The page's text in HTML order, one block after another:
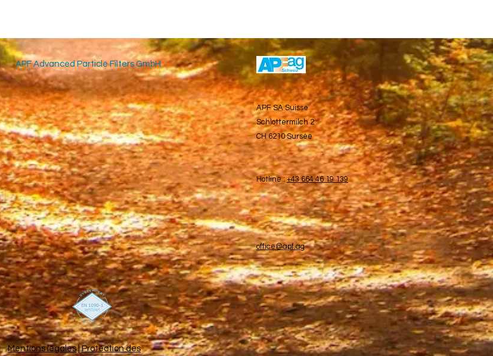
APF Advanced Particle Filters GmbH
APF SA Suisse
Schlottermilch 2
CH 6210 Sursée
Hotline :+43 664 46 19 139
office@apf.ag
Mentions légales|Protection des